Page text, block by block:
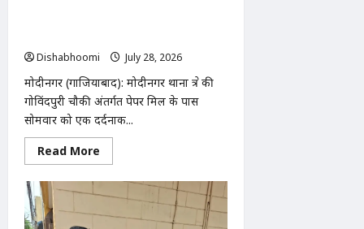
Dishabhoomi
July 28, 2026
मोदीनगर (गाजियाबाद): मोदीनगर थाना क्षेत्र की
गोविंदपुरी चौकी अंतर्गत पेपर मिल के पास
सोमवार को एक दर्दनाक...
Read More
more
मोदीनगर
में
रफ्तार